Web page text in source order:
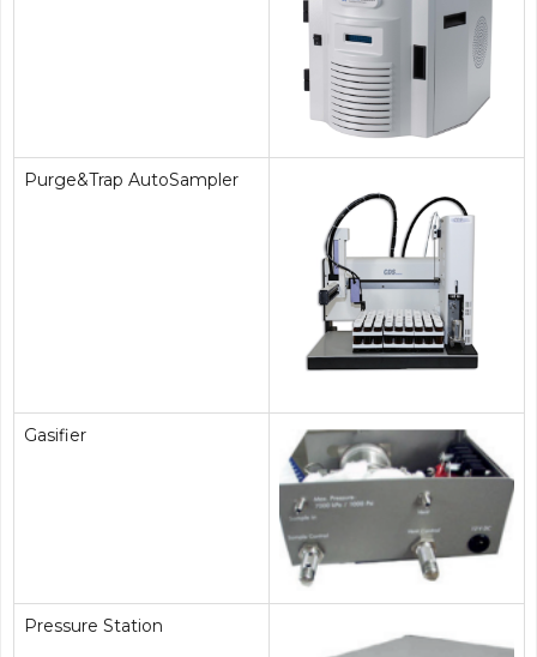
Purge&Trap AutoSampler
Gasifier
Pressure Station